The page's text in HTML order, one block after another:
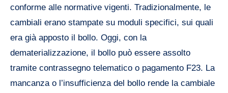
conforme alle normative vigenti. Tradizionalmente, le
cambiali erano stampate su moduli specifici, sui quali
era già apposto il bollo. Oggi, con la
dematerializzazione, il bollo può essere assolto
tramite contrassegno telematico o pagamento F23. La
mancanza o l’insufficienza del bollo rende la cambiale